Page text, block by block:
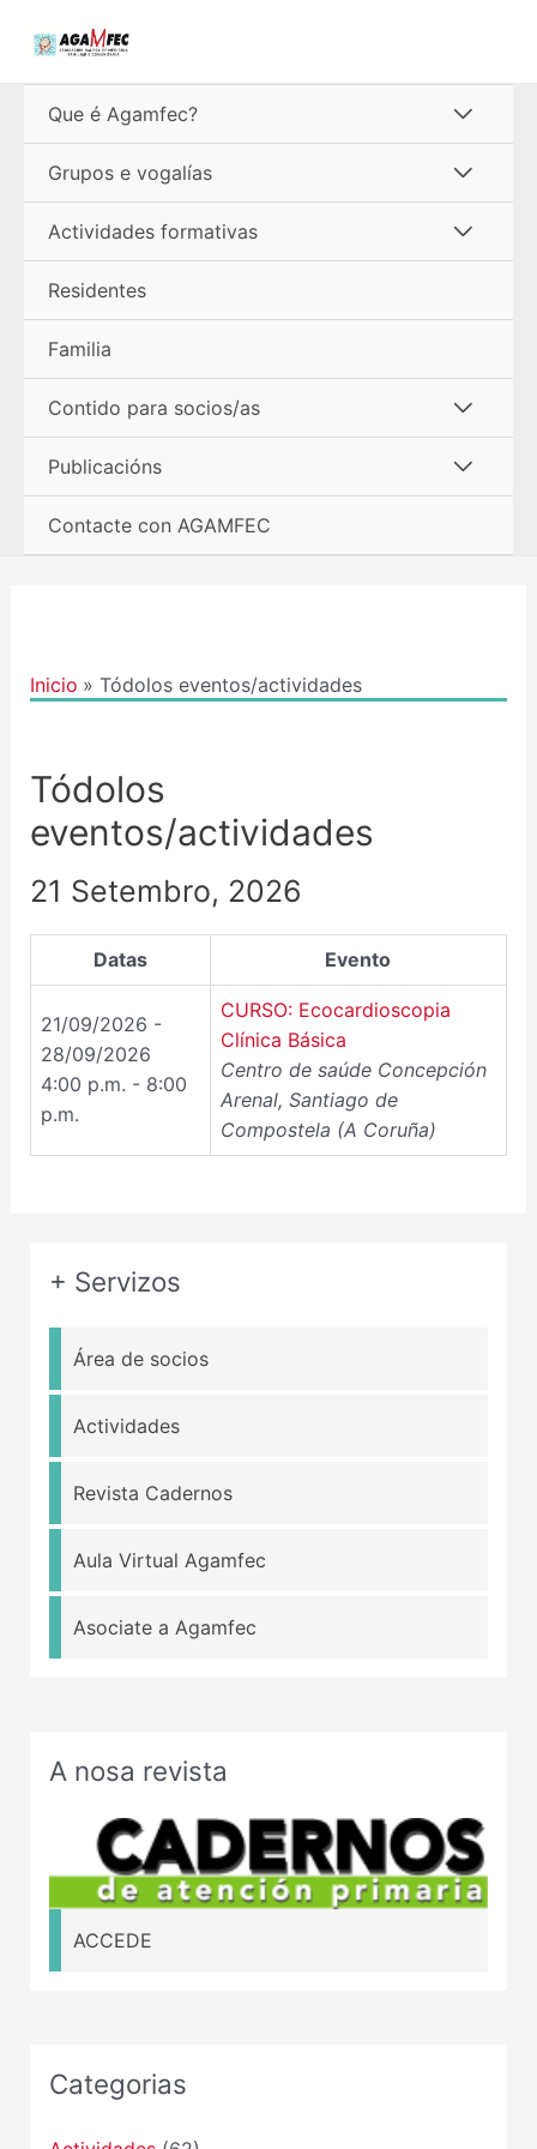
Que é Agamfec?
menú
Grupos e vogalías
menú
Actividades formativas
Residentes
Familia
Contido para socios/as
menú
Publicacións
Contacte con AGAMFEC
Inicio Tódolos eventos/actividades
Tódolos
eventos/actividades
21 Setembro, 2026
Datas Evento
21/09/2026 -
28/09/2026
4:00 p.m. - 8:00
p.m.
CURSO: Ecocardioscopia
Clínica Básica
Centro de saúde Concepción
Arenal, Santiago de
Compostela (A Coruña)
+ Servizos
Área de socios
Actividades
Revista Cadernos
Aula Virtual Agamfec
Asociate a Agamfec
A nosa revista
ACCEDE
Categorias